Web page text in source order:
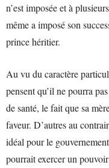
n’est imposée et à
même a imposé son
prince héritier.
Au vu du caractère
pensent qu’il ne pourra
de santé, le fait que sa
faveur. D’autres au
idéal pour le
pourrait exercer un